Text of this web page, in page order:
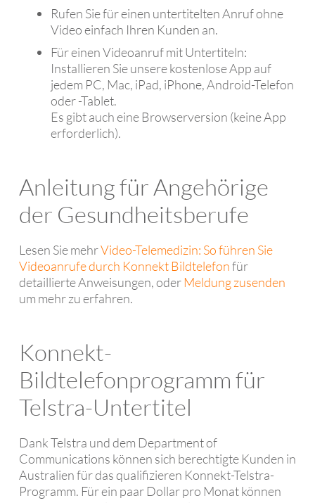
Rufen Sie für einen untertitelten Anruf ohne
Video einfach Ihren Kunden an.
Für einen Videoanruf mit Untertiteln:
Installieren Sie unsere kostenlose App auf
jedem PC, Mac, iPad, iPhone, Android-Telefon
oder -Tablet.
Es gibt auch eine Browserversion (keine App
erforderlich).
Anleitung für Angehörige
der Gesundheitsberufe
Lesen Sie mehrVideo-Telemedizin: So führen Sie
Videoanrufe durch Konnekt Bildtelefonfür
detaillierte Anweisungen, oderMeldung zusenden
um mehr zu erfahren.
Konnekt-
Bildtelefonprogramm für
Telstra-Untertitel
Dank Telstra und dem Department of
Communications können sich berechtigte Kunden in
Australien für das qualifizieren Konnekt-Telstra-
Programm. Für ein paar Dollar pro Monat können